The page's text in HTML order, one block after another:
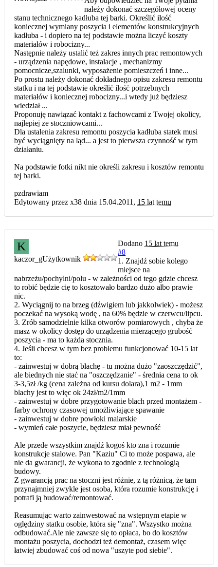
należy dokonać szczegółowej oceny
stanu technicznego kadłuba tej barki. Określić ilość
koniecznej wymiany poszycia i elementów konstrukcyjnych
kadłuba - i dopiero na tej podstawie można liczyć koszty
materiałów i robocizny...
Następnie należy ustalić też zakres innych prac remontowych
- urządzenia napędowe, instalacje , mechanizmy
pomocnicze,szalunki, wyposażenie pomieszczeń i inne...
Po prostu należy dokonać dokładnego opisu zakresu remontu
statku i na tej podstawie określić ilość potrzebnych
materiałów i koniecznej robocizny...i wtedy już będziesz
wiedział ...
Proponuję nawiązać kontakt z fachowcami z Twojej okolicy,
najlepiej ze stoczniowcami...
Dla ustalenia zakresu remontu poszycia kadłuba statek musi
być wyciągnięty na ląd... a jest to pierwsza czynność w tym
działaniu.
Na podstawie fotki nikt nie określi zakresu i kosztów remontu
tej barki.
pzdrawiam
Edytowany przez x38 dnia 15.04.2011, 15 lat temu
K
kaczor_gUżytkownik
Dodano 15 lat temu
#8
1. Znajdź sobie kolego
miejsce na
nabrzeżu/pochylni/polu - w zależności od tego gdzie chcesz
to robić będzie cię to kosztowało bardzo dużo albo prawie
nic.
2. Wyciągnij to na brzeg (dźwigiem lub jakkolwiek) - możesz
poczekać na wysoką wodę , na 60% będzie w czerwcu/lipcu.
3. Zrób samodzielnie kilka otworów pomiarowych , chyba że
masz w okolicy dostęp do urządzenia mierzącego grubość
poszycia - ma to każda stocznia.
4. Jeśli chcesz w tym bez problemu funkcjonować 10-15 lat
to:
- zainwestuj w dobrą blachę - tu można dużo "zaoszczędzić",
ale biednych nie stać na "oszczędzanie" - średnia cena to ok
3-3,5zł /kg (cena zależna od kursu dolara),1 m2 - 1mm
blachy jest to więc ok 24zł/m2/1mm
- zainwestuj w dobre przygotowanie blach przed montażem -
farby ochrony czasowej umożliwiające spawanie
- zainwestuj w dobre powłoki malarskie
- wymień całe poszycie, będziesz miał pewność
Ale przede wszystkim znajdź kogoś kto zna i rozumie
konstrukcje stalowe. Pan "Kaziu" Ci to może pospawa, ale
nie da gwarancji, że wykona to zgodnie z technologią
budowy.
Z gwarancją prac na stoczni jest różnie, z tą różnicą, że tam
przynajmniej zwykle jest osoba, która rozumie konstrukcję i
potrafi ją budować/remontować.
Reasumując warto zainwestować na wstępnym etapie w
oględziny statku osobie, która się "zna". Wszystko można
odbudować.Ale nie zawsze się to opłaca, bo do kosztów
montażu poszycia, dochodzi też demontaż, czasem więc
łatwiej zbudować coś od nowa "uszyte pod siebie".